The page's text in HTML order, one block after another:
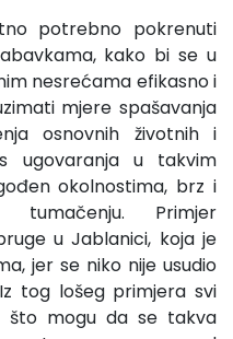
potrebno pokrenuti
kako bi se u
nesrećama efikasno i
mjere spašavanja
osnovnih životnih i
ugovaranja u takvim
okolnostima, brz i
Primjer
u Jablanici, koja je
jer se niko nije usudio
tog lošeg primjera svi
što mogu da se takva